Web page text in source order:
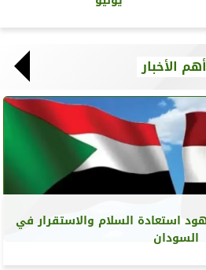
أهم الأخبار
استعادة السلام والاستقرار في
السودان